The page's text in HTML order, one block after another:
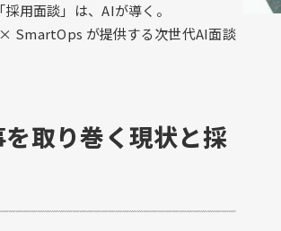
用面談」は、AIが導く。
SmartOps が提供する次世代AI面談
取り巻く現状と採